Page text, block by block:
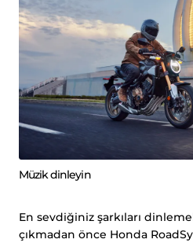
Müzik dinleyin
En sevdiğiniz şarkıları
çıkmadan önce Honda